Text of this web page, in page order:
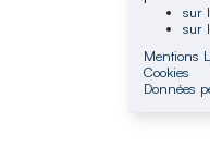
sur
sur
Mentions
Cookies
Données